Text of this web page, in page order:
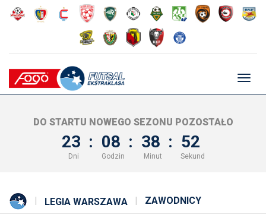
DO STARTU NOWEGO SEZONU POZOSTAŁO
23 : 08 : 38 : 52
Dni Godzin Minut Sekund
LEGIA WARSZAWA ZAWODNICY